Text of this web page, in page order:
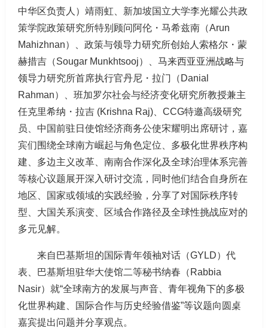
中华区负责人）靖雨虹、新加坡国立大学李光耀公共政
策学院政策研究所特别顾问阿伦・马希兹南（Arun
Mahizhnan）、政策与领导力研究所创始人索格尔・蒙
赫措吉（Sougar Munkhtsooj）、马来西亚亚洲战略与
领导力研究所首席执行官丹尼・拉门（Danial
Rahman）、班加罗尔社会与经济变化研究所教授兼主
任克里希纳・拉吉 (Krishna Raj)、CCG特邀高级研究
员、中国前驻日使馆经济商务公使宋耀明出席研讨，嘉
宾们围绕全球南方崛起与角色定位、多极化世界秩序构
建、多边主义改革、南南合作深化及全球治理体系完善
等核心议题展开深入研讨交流，同时他们结合自身所在
地区、国家或领域的实践经验，分享了对国际秩序转
型、大国关系演变、区域合作路径及全球性挑战应对的
多元见解。
来自巴基斯坦的国际青年领袖对话（GYLD）代
表、巴基斯坦驻华大使馆二等秘书纳春（Rabbia
Nasir）就“全球南方的发展与声音、青年视角下的多极
化世界构建、国际合作与历史经验借鉴”等议题向圆桌
嘉宾提出问题并分享观点。